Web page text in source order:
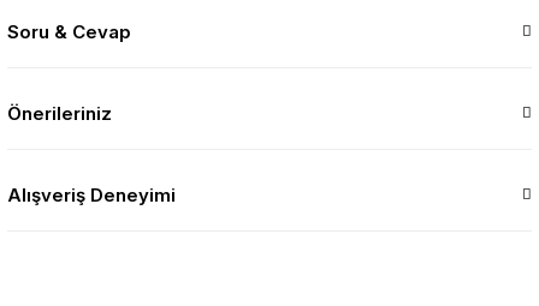
Soru & Cevap
Önerileriniz
Alışveriş Deneyimi